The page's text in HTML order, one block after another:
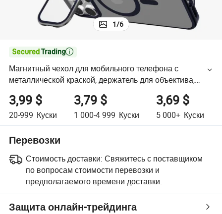
1/6

Магнитный чехол для мобильного телефона с
металлической краской, держатель для объектива,
подходит для iPhone16promax чехла для мобильного
телефона
3,99 $
20-999 Куски
3,79 $
1 000-4 999 Куски
3,69 $
5 000+ Куски
Перевозки
Стоимость доставки: Свяжитесь с поставщиком
по вопросам стоимости перевозки и
предполагаемого времени доставки.
Защита онлайн-трейдинга